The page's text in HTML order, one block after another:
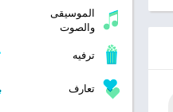
الموسيقى
والصوت
ترفيه
تعارف